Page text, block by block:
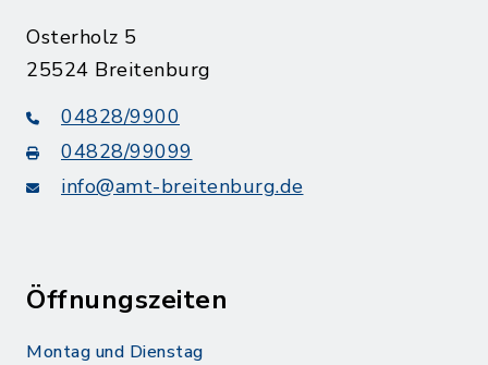
Osterholz 5
25524 Breitenburg
04828/9900
04828/99099
info@amt-breitenburg.de
Öffnungszeiten
Montag und Dienstag